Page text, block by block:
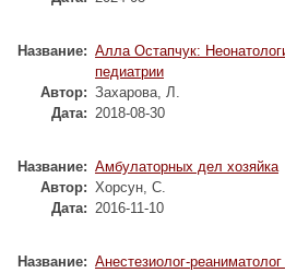
Название: Алла Остапчук:
педиатрии
Автор: Захарова, Л.
Дата: 2018-08-30
Название: Амбулаторных дел хозяйка
Автор: Хорсун, С.
Дата: 2016-11-10
Название: Анестезиолог-